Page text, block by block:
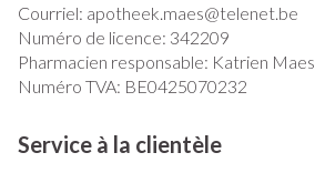
Courriel: apotheek.maes@telenet.be
Numéro de licence: 342209
Pharmacien responsable: Katrien Maes
Numéro TVA: BE0425070232
Service à la clientèle